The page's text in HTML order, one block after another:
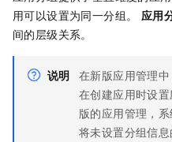
用可以设置为同一分组。 应用
间的层级关系。
说明 在新版应用管理
在创建应用时设
版的应用管理，
将未设置分组信息